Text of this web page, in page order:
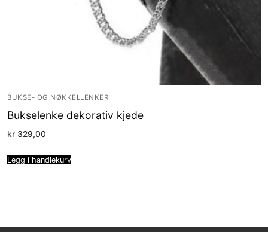
BUKSE- OG NØKKELLENKER
Bukselenke dekorativ kjede
kr 329,00
Legg i handlekurv